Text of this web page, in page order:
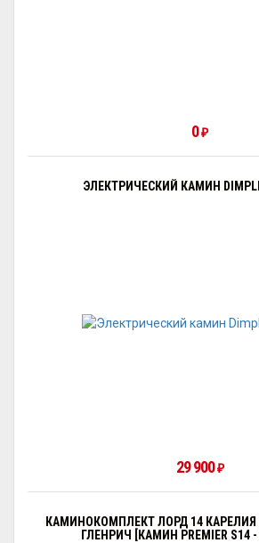
0 ₽
ЭЛЕКТРИЧЕСКИЙ КАМИН
29 900 ₽
КАМИНОКОМПЛЕКТ ЛОРД 14
ГЛЕНРИЧ [КАМИН PREMIER S14 -